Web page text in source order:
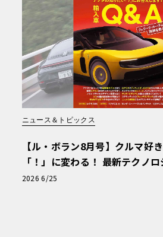
ニュース＆トピックス
【ル・ボラン8月号】クルマ好
「！」に変わる！ 最新テクノ
「輸入車Q&A」
2026 6/25